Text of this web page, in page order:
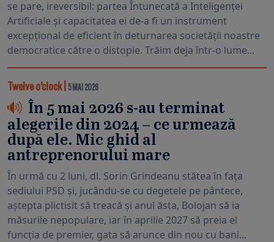
se pare, ireversibil: partea Întunecată a Inteligenței
Artificiale și capacitatea ei de-a fi un instrument
excepțional de eficient în deturnarea societății noastre
democratice către o distopie. Trăim deja într-o lume...
Twelve o’clock| 5 MAI 2026
În 5 mai 2026 s-au terminat
alegerile din 2024 – ce urmează
după ele. Mic ghid al
antreprenorului mare
În urmă cu 2 luni, dl. Sorin Grindeanu stătea în fața
sediului PSD și, jucându-se cu degetele pe pântece,
aștepta plictisit să treacă și anul ăsta, Bolojan să ia
măsurile nepopulare, iar în aprilie 2027 să preia el
funcția de premier, gata să arunce din nou cu bani...